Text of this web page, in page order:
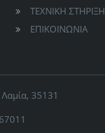
ΤΕΧΝΙΚΗ ΣΤΗΡΙΞΗ
ΕΠΙΚΟΙΝΩΝΙΑ
35131